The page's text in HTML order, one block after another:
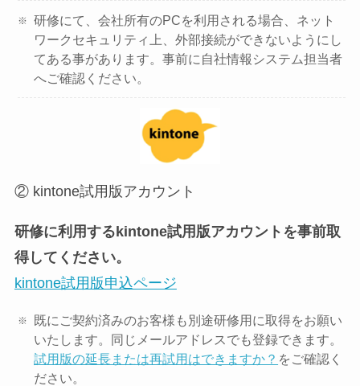
研修にて、会社所有のPCを利用される場合、ネット
ワークセキュリティ上、外部接続ができないようにし
てある事があります。事前に自社情報システム担当者
へご確認ください。
② kintone試用版アカウント
研修に利用するkintone試用版アカウントを事前取
得してください。
kintone試用版申込ページ
既にご契約済みのお客様も別途研修用に取得をお願い
いたします。同じメールアドレスでも登録できます。
試用版の延長または再試用はできますか？ をご確認く
ださい。